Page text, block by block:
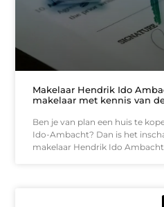
Makelaar Hendrik Ido
makelaar met kennis van
Ben je van plan een huis te
Ido-Ambacht? Dan is het
makelaar Hendrik Ido